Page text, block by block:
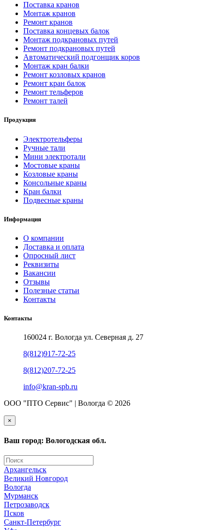
Поставка кранов
Монтаж кранов
Ремонт кранов
Поставка концевых балок
Монтаж подкрановых путей
Ремонт подкрановых путей
Автоматический подгонщик коров
Монтаж кран балки
Ремонт козловых кранов
Ремонт кран балок
Ремонт тельферов
Ремонт талей
Продукция
Электротельферы
Ручные тали
Мини электротали
Мостовые краны
Козловые краны
Консольные краны
Кран балки
Подвесные краны
Информация
О компании
Доставка и оплата
Опросный лист
Реквизиты
Вакансии
Отзывы
Полезные статьи
Контакты
Контакты
160024 г. Вологда ул. Северная д. 27
8(812)917-72-25
8(812)207-72-25
info@kran-spb.ru
ООО "ПТО Сервис" | Вологда © 2026
×
Ваш город: Вологодская обл.
Архангельск
Великий Новгород
Вологда
Мурманск
Петрозаводск
Псков
Санкт-Петербург